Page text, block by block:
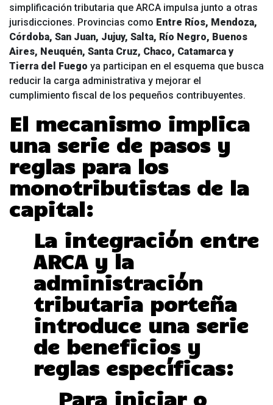
simplificación tributaria que ARCA impulsa junto a otras
jurisdicciones. Provincias como Entre Ríos, Mendoza,
Córdoba, San Juan, Jujuy, Salta, Río Negro, Buenos
Aires, Neuquén, Santa Cruz, Chaco, Catamarca y
Tierra del Fuego ya participan en el esquema que busca
reducir la carga administrativa y mejorar el
cumplimiento fiscal de los pequeños contribuyentes.
El mecanismo implica
una serie de pasos y
reglas para los
monotributistas de la
capital:
La integración entre
ARCA y la
administración
tributaria porteña
introduce una serie
de beneficios y
reglas específicas:
Para iniciar o